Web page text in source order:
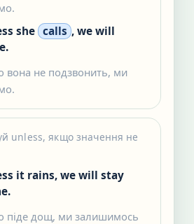
she calls , we will
вона не подзвонить, ми
unless, якщо значення не
it rains, we will stay
піде дощ, ми залишимось